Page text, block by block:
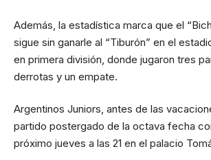
Además, la estadística marca que el
sigue sin ganarle al “Tiburón” en el
en primera división, donde jugaron tres
derrotas y un empate.
Argentinos Juniors, antes de las
partido postergado de la octava fecha
próximo jueves a las 21 en el palacio